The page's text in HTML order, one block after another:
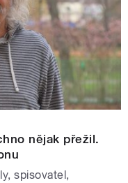
nějak přežil.
spisovatel,